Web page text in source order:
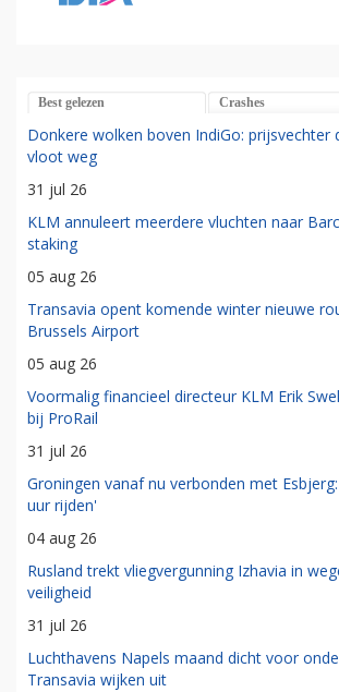
Best gelezen Crashes
Donkere wolken boven IndiGo: prijsvechter
vloot weg
31 jul 26
KLM annuleert meerdere vluchten naar
staking
05 aug 26
Transavia opent komende winter nieuwe
Brussels Airport
05 aug 26
Voormalig financieel directeur KLM Erik
bij ProRail
31 jul 26
Groningen vanaf nu verbonden met
uur rijden'
04 aug 26
Rusland trekt vliegvergunning Izhavia in
veiligheid
31 jul 26
Luchthavens Napels maand dicht voor
Transavia wijken uit